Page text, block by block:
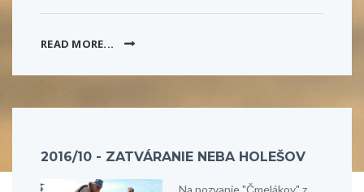
READ MORE...
2016/10 - ZATVÁRANIE NEBA HOLEŠOV
Na pozvanie "Čmelákov" z